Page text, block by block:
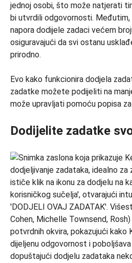
jednoj osobi, što može natjerati
bi utvrdili odgovornosti.
napora dodijele zadaci većem
osiguravajući da svi ostanu
prirodno.
Evo kako funkcionira dodjela
zadatke možete podijeliti na
može upravljati pomoću popisa
Dodijelite zadatke